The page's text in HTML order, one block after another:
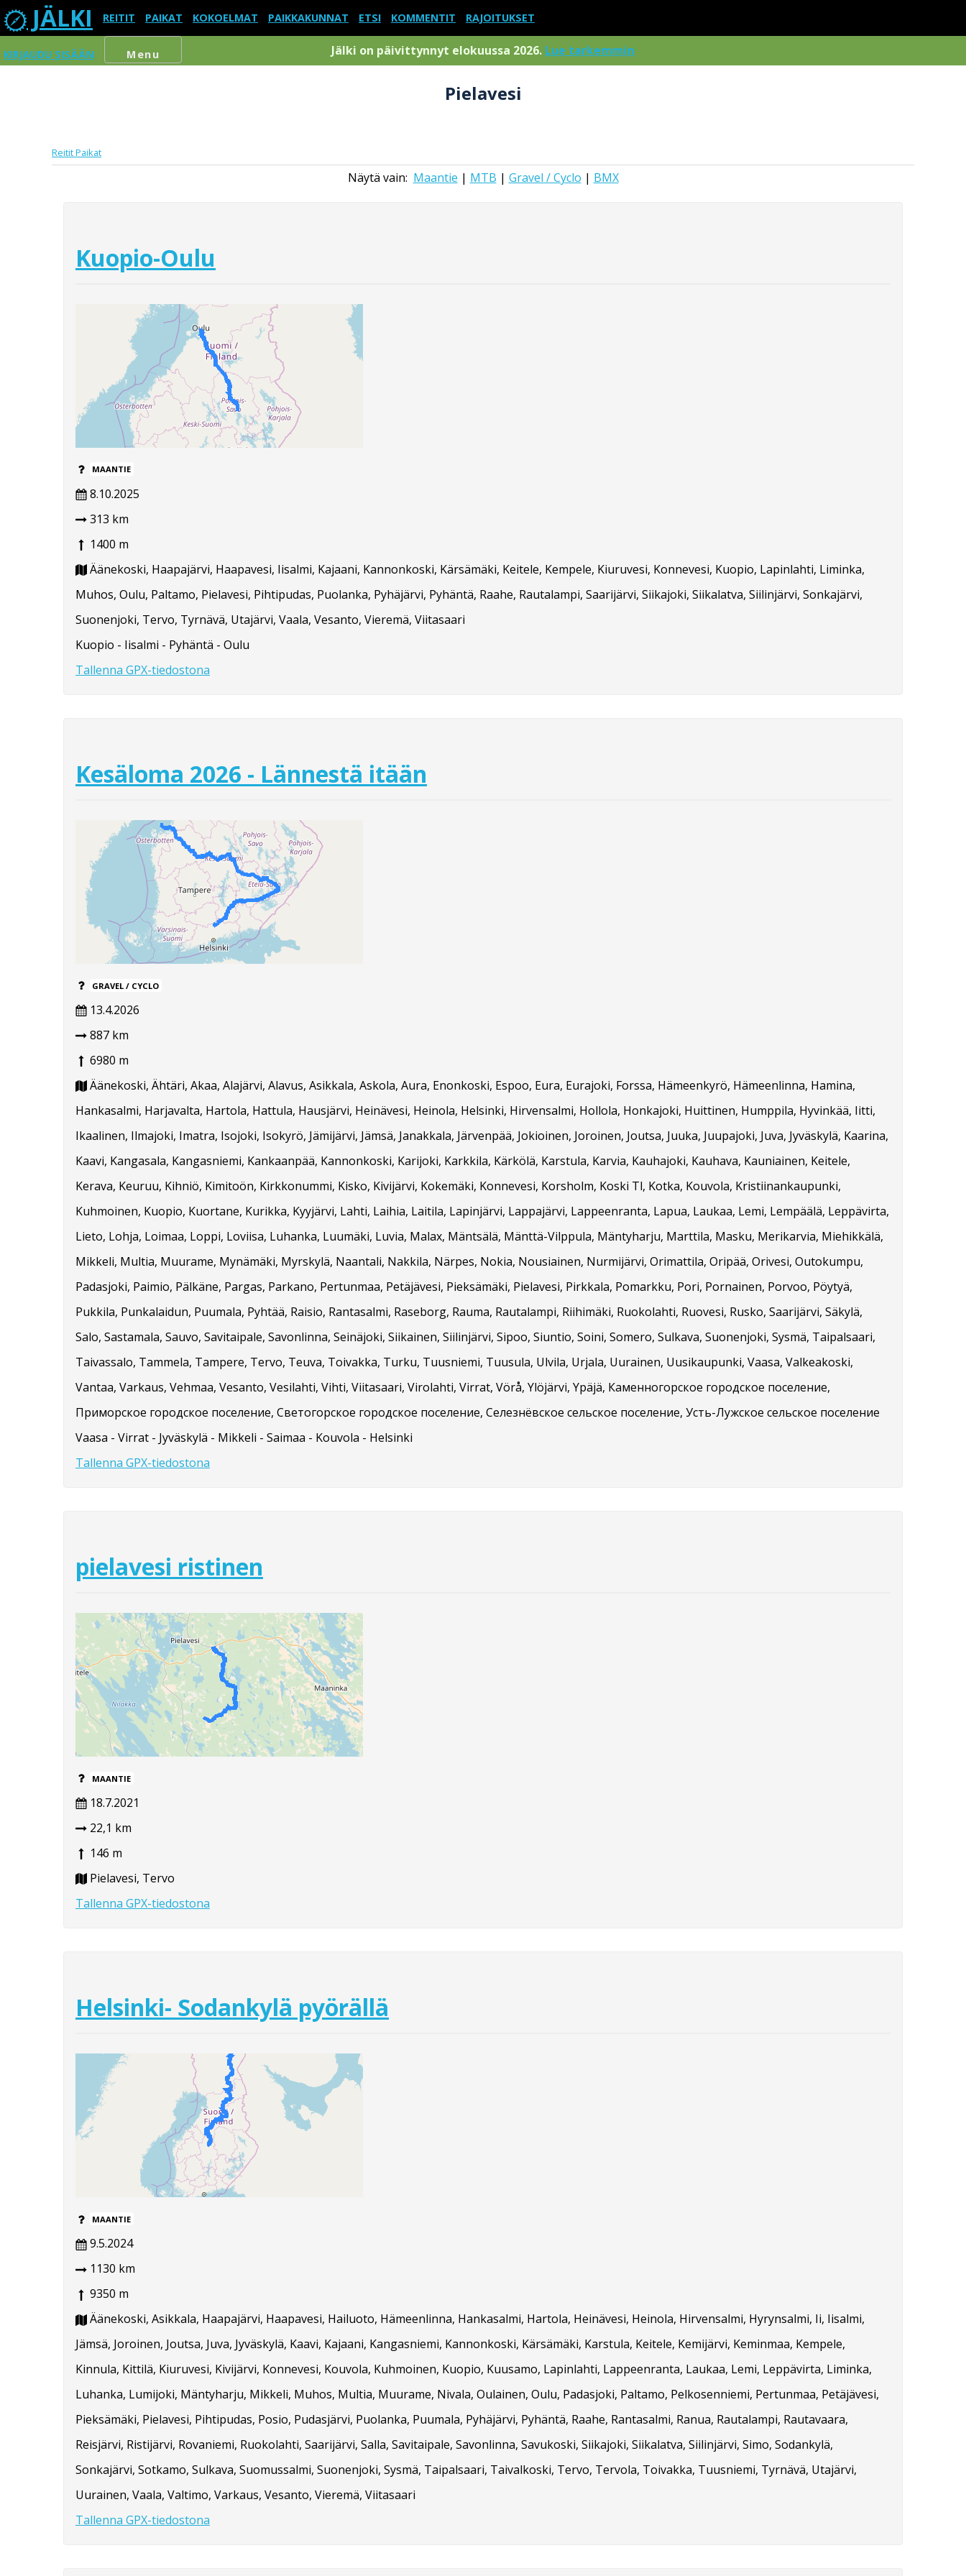
JÄLKI REITIT PAIKAT KOKOELMAT PAIKKAKUNNAT ETSI KOMMENTIT RAJOITUKSET
KIRJAUDU SISÄÄN Menu Jälki on päivittynnyt elokuussa 2026. Lue tarkemmin
Pielavesi
ReititPaikat
Näytä vain: Maantie | MTB | Gravel / Cyclo | BMX
Kuopio-Oulu
MAANTIE
8.10.2025
313 km
1400 m
Äänekoski, Haapajärvi, Haapavesi, Iisalmi, Kajaani, Kannonkoski, Kärsämäki, Keitele, Kempele, Kiuruvesi, Konnevesi, Kuopio, Lapinlahti, Liminka,
Muhos, Oulu, Paltamo, Pielavesi, Pihtipudas, Puolanka, Pyhäjärvi, Pyhäntä, Raahe, Rautalampi, Saarijärvi, Siikajoki, Siikalatva, Siilinjärvi, Sonkajärvi,
Suonenjoki, Tervo, Tyrnävä, Utajärvi, Vaala, Vesanto, Vieremä, Viitasaari
Kuopio - Iisalmi - Pyhäntä - Oulu
Tallenna GPX-tiedostona
Kesäloma 2026 - Lännestä itään
GRAVEL / CYCLO
13.4.2026
887 km
6980 m
Äänekoski, Ähtäri, Akaa, Alajärvi, Alavus, Asikkala, Askola, Aura, Enonkoski, Espoo, Eura, Eurajoki, Forssa, Hämeenkyrö, Hämeenlinna, Hamina,
Hankasalmi, Harjavalta, Hartola, Hattula, Hausjärvi, Heinävesi, Heinola, Helsinki, Hirvensalmi, Hollola, Honkajoki, Huittinen, Humppila, Hyvinkää, Iitti,
Ikaalinen, Ilmajoki, Imatra, Isojoki, Isokyrö, Jämijärvi, Jämsä, Janakkala, Järvenpää, Jokioinen, Joroinen, Joutsa, Juuka, Juupajoki, Juva, Jyväskylä, Kaarina,
Kaavi, Kangasala, Kangasniemi, Kankaanpää, Kannonkoski, Karijoki, Karkkila, Kärkölä, Karstula, Karvia, Kauhajoki, Kauhava, Kauniainen, Keitele,
Kerava, Keuruu, Kihniö, Kimitoön, Kirkkonummi, Kisko, Kivijärvi, Kokemäki, Konnevesi, Korsholm, Koski Tl, Kotka, Kouvola, Kristiinankaupunki,
Kuhmoinen, Kuopio, Kuortane, Kurikka, Kyyjärvi, Lahti, Laihia, Laitila, Lapinjärvi, Lappajärvi, Lappeenranta, Lapua, Laukaa, Lemi, Lempäälä, Leppävirta,
Lieto, Lohja, Loimaa, Loppi, Loviisa, Luhanka, Luumäki, Luvia, Malax, Mäntsälä, Mänttä-Vilppula, Mäntyharju, Marttila, Masku, Merikarvia, Miehikkälä,
Mikkeli, Multia, Muurame, Mynämäki, Myrskylä, Naantali, Nakkila, Närpes, Nokia, Nousiainen, Nurmijärvi, Orimattila, Oripää, Orivesi, Outokumpu,
Padasjoki, Paimio, Pälkäne, Pargas, Parkano, Pertunmaa, Petäjävesi, Pieksämäki, Pielavesi, Pirkkala, Pomarkku, Pori, Pornainen, Porvoo, Pöytyä,
Pukkila, Punkalaidun, Puumala, Pyhtää, Raisio, Rantasalmi, Raseborg, Rauma, Rautalampi, Riihimäki, Ruokolahti, Ruovesi, Rusko, Saarijärvi, Säkylä,
Salo, Sastamala, Sauvo, Savitaipale, Savonlinna, Seinäjoki, Siikainen, Siilinjärvi, Sipoo, Siuntio, Soini, Somero, Sulkava, Suonenjoki, Sysmä, Taipalsaari,
Taivassalo, Tammela, Tampere, Tervo, Teuva, Toivakka, Turku, Tuusniemi, Tuusula, Ulvila, Urjala, Uurainen, Uusikaupunki, Vaasa, Valkeakoski,
Vantaa, Varkaus, Vehmaa, Vesanto, Vesilahti, Vihti, Viitasaari, Virolahti, Virrat, Vörå, Ylöjärvi, Ypäjä, Каменногорское городское поселение,
Приморское городское поселение, Светогорское городское поселение, Селезнёвское сельское поселение, Усть-Лужское сельское поселение
Vaasa - Virrat - Jyväskylä - Mikkeli - Saimaa - Kouvola - Helsinki
Tallenna GPX-tiedostona
pielavesi ristinen
MAANTIE
18.7.2021
22,1 km
146 m
Pielavesi, Tervo
Tallenna GPX-tiedostona
Helsinki- Sodankylä pyörällä
MAANTIE
9.5.2024
1130 km
9350 m
Äänekoski, Asikkala, Haapajärvi, Haapavesi, Hailuoto, Hämeenlinna, Hankasalmi, Hartola, Heinävesi, Heinola, Hirvensalmi, Hyrynsalmi, Ii, Iisalmi,
Jämsä, Joroinen, Joutsa, Juva, Jyväskylä, Kaavi, Kajaani, Kangasniemi, Kannonkoski, Kärsämäki, Karstula, Keitele, Kemijärvi, Keminmaa, Kempele,
Kinnula, Kittilä, Kiuruvesi, Kivijärvi, Konnevesi, Kouvola, Kuhmoinen, Kuopio, Kuusamo, Lapinlahti, Lappeenranta, Laukaa, Lemi, Leppävirta, Liminka,
Luhanka, Lumijoki, Mäntyharju, Mikkeli, Muhos, Multia, Muurame, Nivala, Oulainen, Oulu, Padasjoki, Paltamo, Pelkosenniemi, Pertunmaa, Petäjävesi,
Pieksämäki, Pielavesi, Pihtipudas, Posio, Pudasjärvi, Puolanka, Puumala, Pyhäjärvi, Pyhäntä, Raahe, Rantasalmi, Ranua, Rautalampi, Rautavaara,
Reisjärvi, Ristijärvi, Rovaniemi, Ruokolahti, Saarijärvi, Salla, Savitaipale, Savonlinna, Savukoski, Siikajoki, Siikalatva, Siilinjärvi, Simo, Sodankylä,
Sonkajärvi, Sotkamo, Sulkava, Suomussalmi, Suonenjoki, Sysmä, Taipalsaari, Taivalkoski, Tervo, Tervola, Toivakka, Tuusniemi, Tyrnävä, Utajärvi,
Uurainen, Vaala, Valtimo, Varkaus, Vesanto, Vieremä, Viitasaari
Tallenna GPX-tiedostona